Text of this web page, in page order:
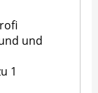
und
1